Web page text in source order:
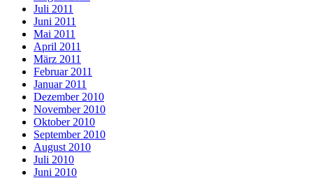
Juli 2011
Juni 2011
Mai 2011
April 2011
März 2011
Februar 2011
Januar 2011
Dezember 2010
November 2010
Oktober 2010
September 2010
August 2010
Juli 2010
Juni 2010